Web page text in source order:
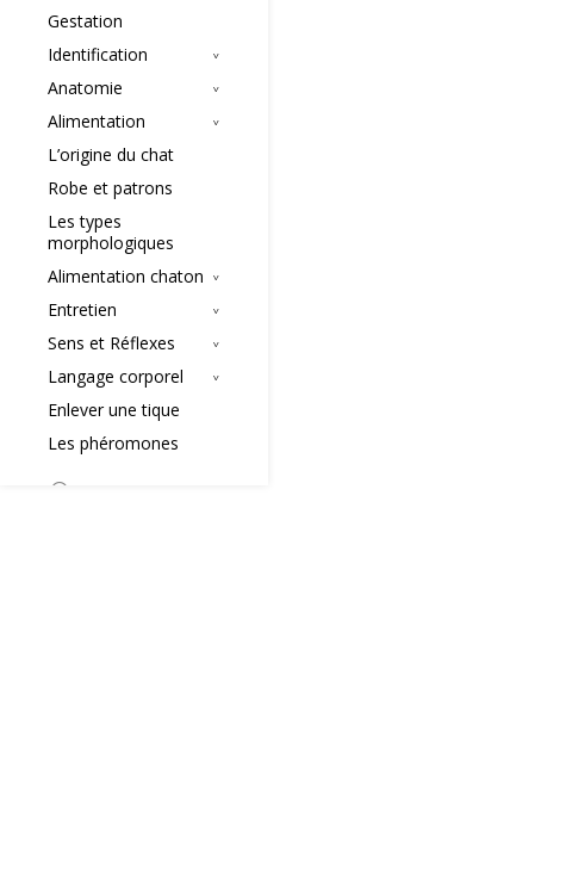
Gestation
Identification
Anatomie
Alimentation
L’origine du chat
Robe et patrons
Les types
morphologiques
Alimentation chaton
Entretien
Sens et Réflexes
Langage corporel
Enlever une tique
Les phéromones